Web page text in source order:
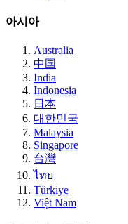
아시아
Australia
中国
India
Indonesia
日本
대한민국
Malaysia
Singapore
台灣
ไทย
Türkiye
Việt Nam